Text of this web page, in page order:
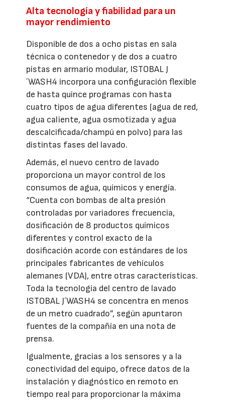
Alta tecnología y fiabilidad para un
mayor rendimiento
Disponible de dos a ocho pistas en sala
técnica o contenedor y de dos a cuatro
pistas en armario modular, ISTOBAL J
´WASH4 incorpora una configuración flexible
de hasta quince programas con hasta
cuatro tipos de agua diferentes (agua de red,
agua caliente, agua osmotizada y agua
descalcificada/champú en polvo) para las
distintas fases del lavado.
Además, el nuevo centro de lavado
proporciona un mayor control de los
consumos de agua, químicos y energía.
“Cuenta con bombas de alta presión
controladas por variadores frecuencia,
dosificación de 8 productos químicos
diferentes y control exacto de la
dosificación acorde con estándares de los
principales fabricantes de vehículos
alemanes (VDA), entre otras características.
Toda la tecnología del centro de lavado
ISTOBAL J´WASH4 se concentra en menos
de un metro cuadrado”, según apuntaron
fuentes de la compañía en una nota de
prensa.
Igualmente, gracias a los sensores y a la
conectividad del equipo, ofrece datos de la
instalación y diagnóstico en remoto en
tiempo real para proporcionar la máxima